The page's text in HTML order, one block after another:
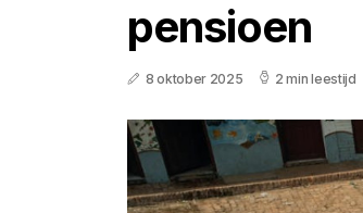
pensioen
8 oktober 2025 2 min leestijd